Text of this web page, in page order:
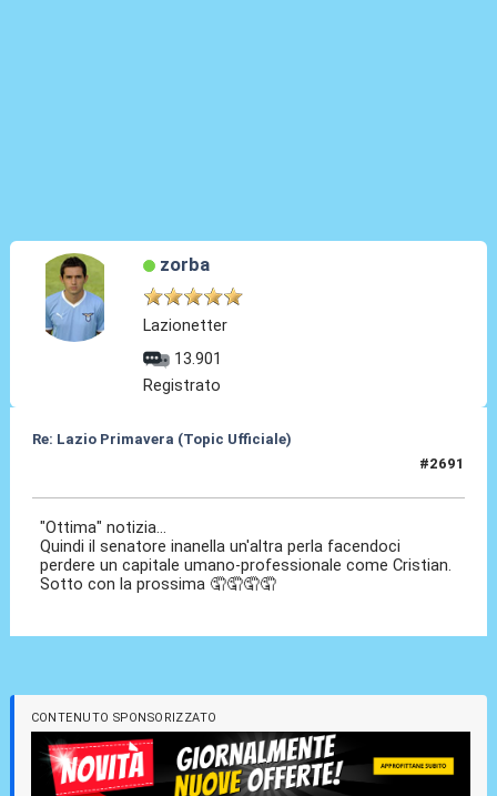
zorba
Lazionetter
13.901
Registrato
Re: Lazio Primavera (Topic Ufficiale)
#2691
"Ottima" notizia...
Quindi il senatore inanella un'altra perla facendoci
perdere un capitale umano-professionale come Cristian.
Sotto con la prossima 🤦🤦🤦🤦
CONTENUTO SPONSORIZZATO